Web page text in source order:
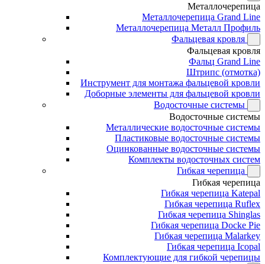
Металлочерепица
Металлочерепица Grand Line
Металлочерепица Металл Профиль
Фальцевая кровля
Фальцевая кровля
Фальц Grand Line
Штрипс (отмотка)
Инструмент для монтажа фальцевой кровли
Доборные элементы для фальцевой кровли
Водосточные системы
Водосточные системы
Металлические водосточные системы
Пластиковые водосточные системы
Оцинкованные водосточные системы
Комплекты водосточных систем
Гибкая черепица
Гибкая черепица
Гибкая черепица Katepal
Гибкая черепица Ruflex
Гибкая черепица Shinglas
Гибкая черепица Docke Pie
Гибкая черепица Malarkey
Гибкая черепица Icopal
Комплектующие для гибкой черепицы